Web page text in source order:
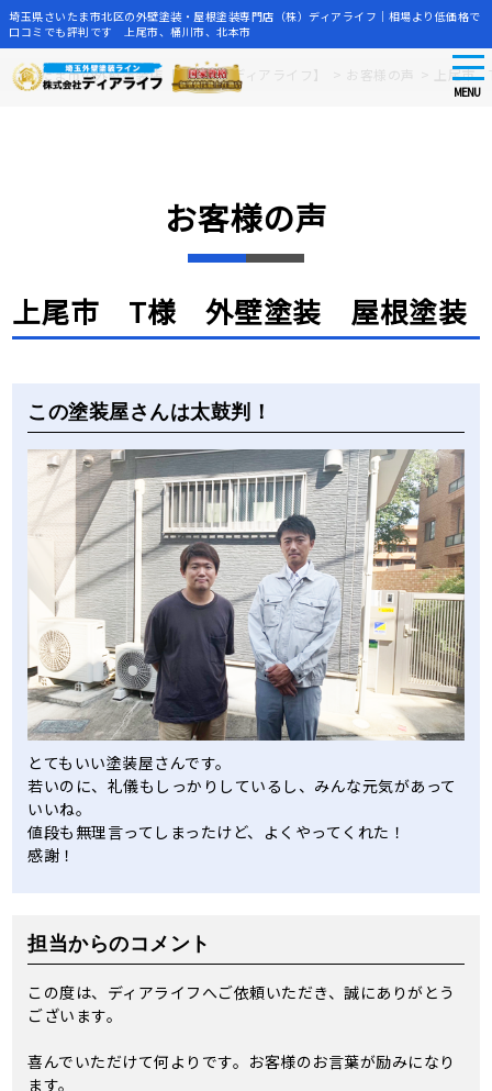
Skip
to
埼玉県さいたま市北区の外壁塗装・屋根塗装専門店（株）ディアライフ｜相場より低価格で
口コミでも評判です 上尾市、桶川市、北本市
MENU
さいたま市の外壁塗装店【株式会社ディアライフ】 お客様の声 上尾市
お客様の声
上尾市 T様 外壁塗装 屋根塗装
Before After
この塗装屋さんは太鼓判！
とてもいい塗装屋さんです。
若いのに、礼儀もしっかりしているし、みんな元気があって
いいね。
値段も無理言ってしまったけど、よくやってくれた！
感謝！
担当からのコメント
この度は、ディアライフへご依頼いただき、誠にありがとう
ございます。
喜んでいただけて何よりです。お客様のお言葉が励みになり
ます。